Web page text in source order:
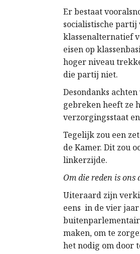
Er bestaat
socialistische
klassenalternatief
eisen op
hoger niveau
die partij niet.
Desondanks
gebreken heeft ze
verzorgingsstaat
Tegelijk zou een
de Kamer. Dit zou
linkerzijde.
Om die reden is ons
Uiteraard zijn
eens in de vier
maken, om te
het nodig om door